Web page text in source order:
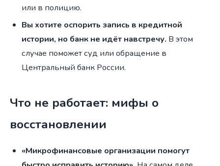
или в полицию.
Вы хотите оспорить запись в кредитной
истории, но банк не идёт навстречу. В этом
случае поможет суд или обращение в
Центральный банк России.
Что не работает: мифы о
восстановлении
«Микрофинансовые организации помогут